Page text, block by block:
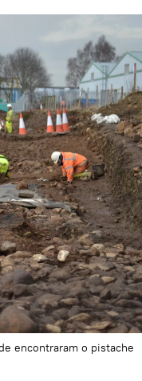
encontraram o pistache